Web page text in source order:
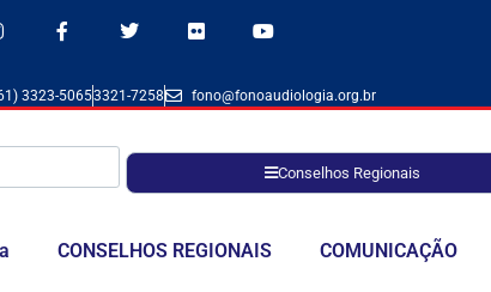
3323-50653321-7258 fono@fonoaudiologia.org.br
Conselhos Regionais
CONSELHOS REGIONAIS COMUNICAÇÃO